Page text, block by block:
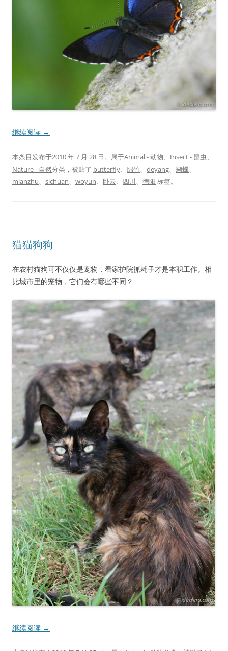
继续阅读 →
本条目发布于2010 年 7 月 28 日。属于Animal - 动物、 Insect - 昆虫、
Nature - 自然分类，被贴了 butterfly、 绵竹、 deyang、 蝴蝶、
mianzhu、 sichuan、 woyun、 卧云、 四川、 德阳 标签。
猫猫狗狗
在农村猫狗可不仅仅是宠物，看家护院抓耗子才是本职工作。相
比城市里的宠物，它们会有哪些不同？
继续阅读 →